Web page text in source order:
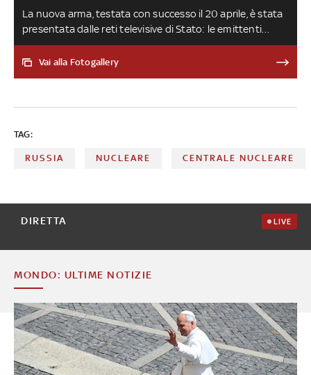
La nuova arma, testata con successo il 20 aprile, è stata
presentata dalle reti televisive di Stato: le emittenti
hanno mostrato la mappa delle capitali europee, con il
tempo necessario al missile balistico intercontinentale
Vai alla Fotogallery
TAG:
RUSSIA NUCLEARE CENTRALE NUCLEARE
DIRETTA LIVE
MONDO: ULTIME NOTIZIE